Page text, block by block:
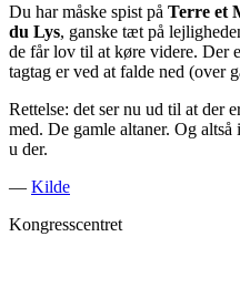
Du har måske spist på Terre et
du Lys, ganske tæt på
de får lov til at køre videre. Der
tagtag er ved at falde ned (over
Rettelse: det ser nu ud til at der
med. De gamle altaner. Og
u der.
— Kilde
Kongresscentret